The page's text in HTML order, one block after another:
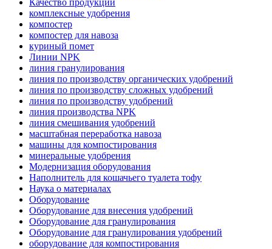
Качество продукции
комплексные удобрения
компостер
компостер для навоза
куриный помет
Линии NPK
линия гранулирования
линия по производству органических удобрений
линия по производству сложных удобрений
линия по производству удобрений
линия производства NPK
линия смешивания удобрений
масштабная переработка навоза
машины для компостирования
минеральные удобрения
Модернизация оборудования
Наполнитель для кошачьего туалета тофу
Наука о материалах
Оборудование
Оборудование для внесения удобрений
Оборудование для гранулирования
Оборудование для гранулирования удобрений
оборудование для компостирования